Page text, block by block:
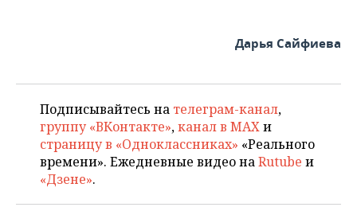
Дарья Сайфиева
Подписывайтесь на телеграм-канал,
группу «ВКонтакте»,канал в MAXи
страницу в «Одноклассниках» «Реального
времени». Ежедневные видео наRutube и
«Дзене».